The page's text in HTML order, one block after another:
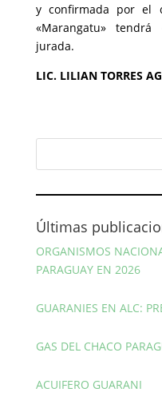
y confirmada por el
«Marangatu»
jurada.
LIC. LILIAN TORRES
Últimas
ORGANISMOS
PARAGUAY EN 2026
GUARANIES EN ALC:
GAS DEL CHACO
ACUIFERO GUARANI